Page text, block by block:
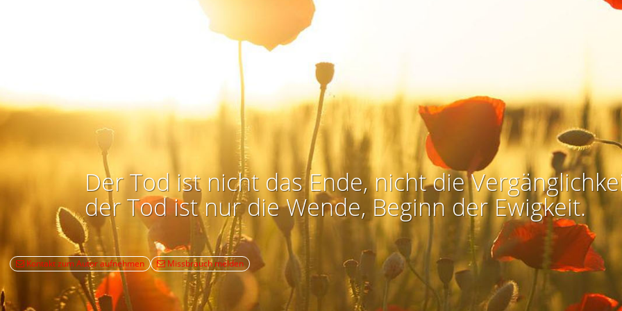
Der Tod ist nicht das Ende, nicht die
der Tod ist nur die Wende, Beginn der Ewigkeit.
Kontakt zum Autor aufnehmen Missbrauch melden